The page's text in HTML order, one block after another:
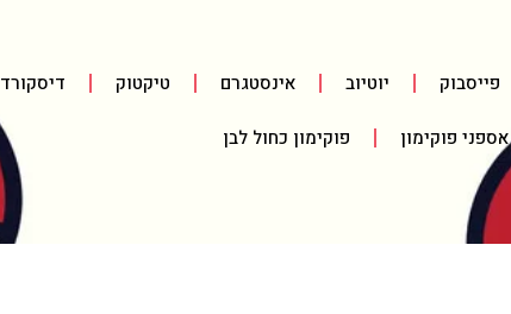
פייסבוק יוטיוב אינסטגרם טיקטוק דיסקורד
אספני פוקימון פוקימון כחול לבן